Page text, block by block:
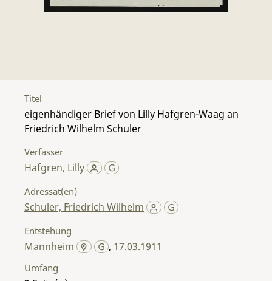
Titel
eigenhändiger Brief von Lilly Hafgren-Waag an
Friedrich Wilhelm Schuler
Verfasser
Hafgren, Lilly
Adressat(en)
Schuler, Friedrich Wilhelm
Entstehung
Mannheim , 17.03.1911
Umfang